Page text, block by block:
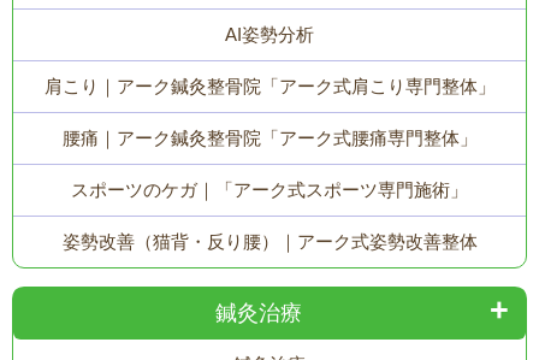
AI姿勢分析
肩こり｜アーク鍼灸整骨院「アーク式肩こり専門整体」
腰痛｜アーク鍼灸整骨院「アーク式腰痛専門整体」
スポーツのケガ｜「アーク式スポーツ専門施術」
姿勢改善（猫背・反り腰）｜アーク式姿勢改善整体
鍼灸治療